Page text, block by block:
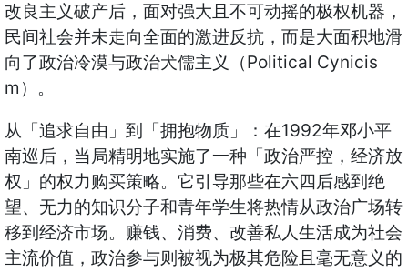
改良主义破产后，面对强大且不可动摇的极权机器，
民间社会并未走向全面的激进反抗，而是大面积地滑
向了政治冷漠与政治犬儒主义（Political Cynicis
m）。
从「追求自由」到「拥抱物质」：在1992年邓小平
南巡后，当局精明地实施了一种「政治严控，经济放
权」的权力购买策略。它引导那些在六四后感到绝
望、无力的知识分子和青年学生将热情从政治广场转
移到经济市场。赚钱、消费、改善私人生活成为社会
主流价值，政治参与则被视为极其危险且毫无意义的